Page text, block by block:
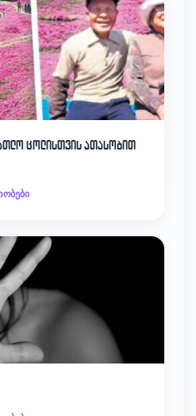
ცოლისთვის ათასობით